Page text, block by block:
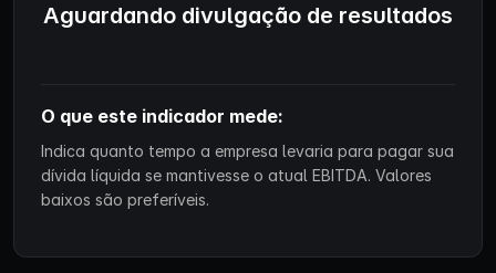
Aguardando divulgação de resultados
O que este indicador mede:
Indica quanto tempo a empresa levaria para pagar sua
dívida líquida se mantivesse o atual EBITDA. Valores
baixos são preferíveis.